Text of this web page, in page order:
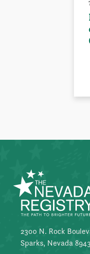
2300 N. Rock
Sparks, Nevada